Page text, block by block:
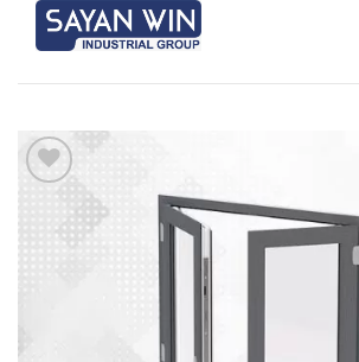
افزودن
به
علاقه